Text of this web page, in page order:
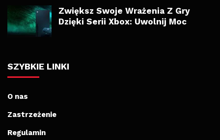
Zwiększ Swoje Wrażenia Z Gry
Dzięki Serii Xbox: Uwolnij Moc
SZYBKIE LINKI
O nas
Zastrzeżenie
Regulamin